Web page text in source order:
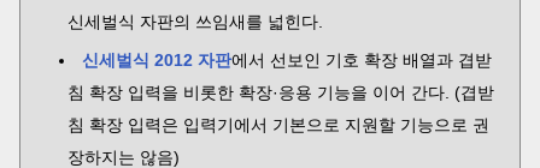
신세벌식 자판의 쓰임새를 넓힌다.
신세벌식 2012 자판에서 선보인 기호 확장 배열과 겹받
침 확장 입력을 비롯한 확장·응용 기능을 이어 간다. (겹받
침 확장 입력은 입력기에서 기본으로 지원할 기능으로 권
장하지는 않음)